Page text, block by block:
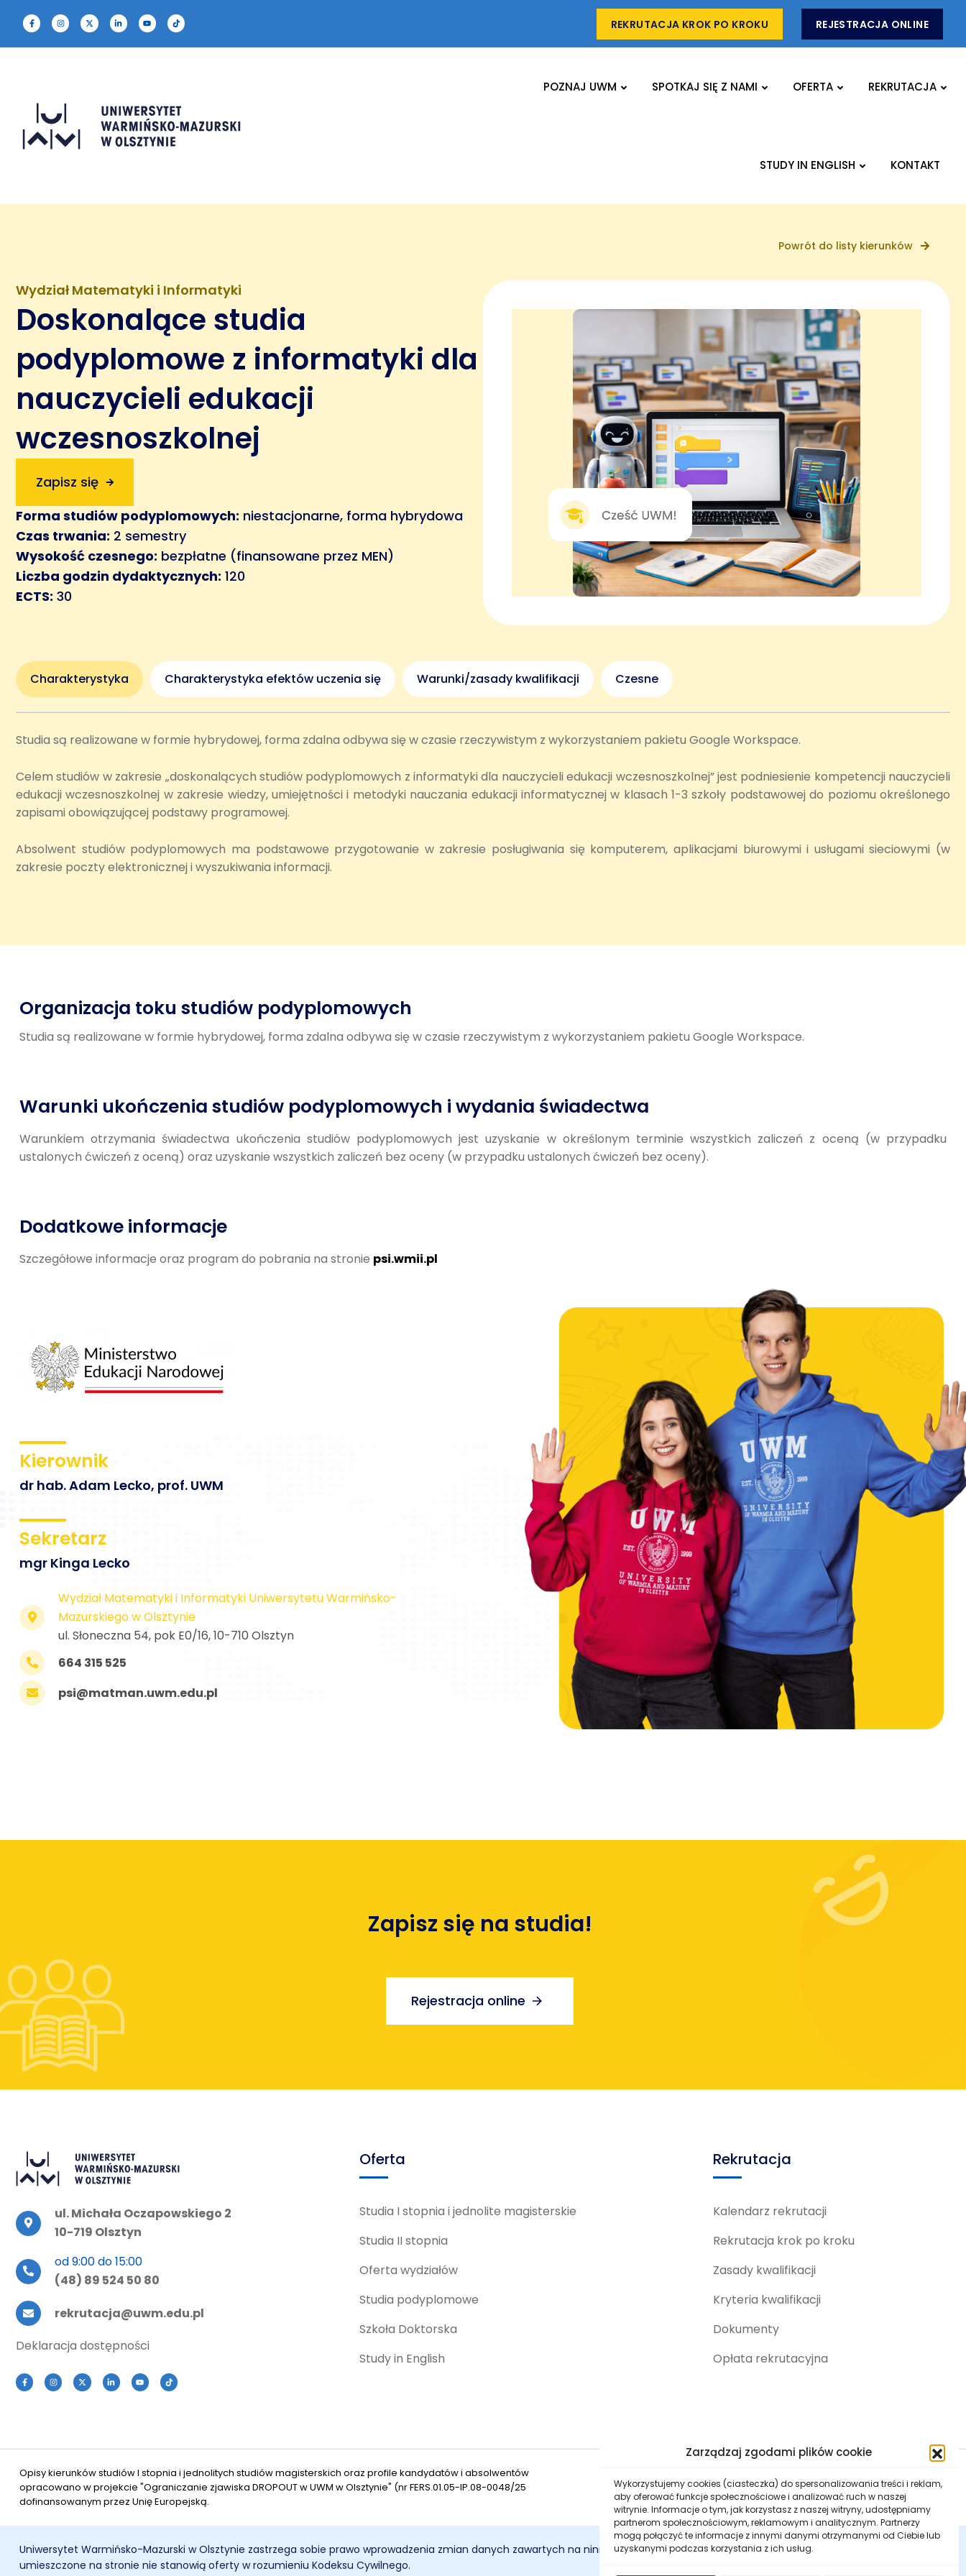
Zarządzaj zgodami plików cookie
Wykorzystujemy cookies (ciasteczka) do spersonalizowania treści i reklam,
aby oferować funkcje społecznościowe i analizować ruch w naszej
witrynie. Informacje o tym, jak korzystasz z naszej witryny, udostępniamy
partnerom społecznościowym, reklamowym i analitycznym. Partnerzy
mogą połączyć te informacje z innymi danymi otrzymanymi od Ciebie lub
uzyskanymi podczas korzystania z ich usług.
REKRUTACJA KROK PO KROKU REJESTRACJA ONLINE
POZNAJ UWM SPOTKAJ SIĘ Z NAMI OFERTA REKRUTACJA
STUDY IN ENGLISH KONTAKT
Powrót do listy kierunków
Wydział Matematyki i Informatyki
Doskonalące studia
podyplomowe z informatyki dla
nauczycieli edukacji
wczesnoszkolnej
Zapisz się
Forma studiów podyplomowych: niestacjonarne, forma hybrydowa
Czas trwania: 2 semestry
Wysokość czesnego: bezpłatne (finansowane przez MEN)
Liczba godzin dydaktycznych: 120
ECTS: 30
Charakterystyka Charakterystyka efektów uczenia się Warunki/zasady kwalifikacji Czesne
Studia są realizowane w formie hybrydowej, forma zdalna odbywa się w czasie rzeczywistym z wykorzystaniem pakietu Google Workspace.
Celem studiów w zakresie „doskonalących studiów podyplomowych z informatyki dla nauczycieli edukacji wczesnoszkolnej” jest podniesienie kompetencji nauczycieli
edukacji wczesnoszkolnej w zakresie wiedzy, umiejętności i metodyki nauczania edukacji informatycznej w klasach 1-3 szkoły podstawowej do poziomu określonego
zapisami obowiązującej podstawy programowej.
Absolwent studiów podyplomowych ma podstawowe przygotowanie w zakresie posługiwania się komputerem, aplikacjami biurowymi i usługami sieciowymi (w
zakresie poczty elektronicznej i wyszukiwania informacji.
Organizacja toku studiów podyplomowych
Studia są realizowane w formie hybrydowej, forma zdalna odbywa się w czasie rzeczywistym z wykorzystaniem pakietu Google Workspace.
Warunki ukończenia studiów podyplomowych i wydania świadectwa
Warunkiem otrzymania świadectwa ukończenia studiów podyplomowych jest uzyskanie w określonym terminie wszystkich zaliczeń z oceną (w przypadku
ustalonych ćwiczeń z oceną) oraz uzyskanie wszystkich zaliczeń bez oceny (w przypadku ustalonych ćwiczeń bez oceny).
Dodatkowe informacje
Szczegółowe informacje oraz program do pobrania na stronie psi.wmii.pl
Kierownik
dr hab. Adam Lecko, prof. UWM
Sekretarz
mgr Kinga Lecko
Wydział Matematyki i Informatyki Uniwersytetu Warmińsko-
Mazurskiego w Olsztynie
ul. Słoneczna 54, pok E0/16, 10-710 Olsztyn
664 315 525
psi@matman.uwm.edu.pl
Zapisz się na studia!
Rejestracja online
ul. Michała Oczapowskiego 2
10-719 Olsztyn
od 9:00 do 15:00
(48) 89 524 50 80
rekrutacja@uwm.edu.pl
Deklaracja dostępności
Oferta
Studia I stopnia i jednolite magisterskie
Studia II stopnia
Oferta wydziałów
Studia podyplomowe
Szkoła Doktorska
Study in English
Rekrutacja
Kalendarz rekrutacji
Rekrutacja krok po kroku
Zasady kwalifikacji
Kryteria kwalifikacji
Dokumenty
Opłata rekrutacyjna
Opisy kierunków studiów I stopnia i jednolitych studiów magisterskich oraz profile kandydatów i absolwentów
opracowano w projekcie "Ograniczanie zjawiska DROPOUT w UWM w Olsztynie" (nr FERS.01.05-IP.08-0048/25
dofinansowanym przez Unię Europejską.
Uniwersytet Warmińsko-Mazurski w Olsztynie zastrzega sobie prawo wprowadzenia zmian danych zawartych na niniejszej stronie bez wcześniejszego uprzedzenia. Wszelkie informacje
umieszczone na stronie nie stanowią oferty w rozumieniu Kodeksu Cywilnego.